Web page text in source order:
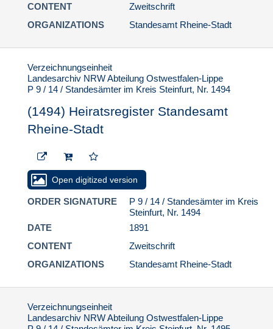
Standesamt Rheine-
Stadt
Standesamt Rheine-
Standesamt Rheine-
Stadt
(1550) Heiratsregister
Standesamt Rheine-
Stadt
(1551) Heiratsregister
(1552) Heiratsregister
Standesamt Rheine-
CONTENT
Zweitschrift
ORGANIZATIONS
Standesamt Rheine-Stadt
Verzeichnungseinheit
Landesarchiv NRW Abteilung Ostwestfalen-Lippe
P 9 / 14 / Standesämter im Kreis Steinfurt, Nr. 1494
(1494) Heiratsregister Standesamt
Rheine-Stadt
Open digitized version
ORDER SIGNATURE
P 9 / 14 / Standesämter im Kreis
Steinfurt, Nr. 1494
DATE
1891
CONTENT
Zweitschrift
ORGANIZATIONS
Standesamt Rheine-Stadt
Verzeichnungseinheit
Landesarchiv NRW Abteilung Ostwestfalen-Lippe